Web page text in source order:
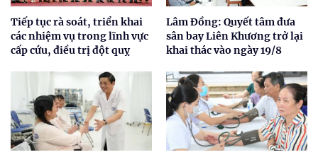
Tiếp tục rà soát, triển khai
các nhiệm vụ trong lĩnh vực
cấp cứu, điều trị đột quỵ
Lâm Đồng: Quyết tâm đưa
sân bay Liên Khương trở lại
khai thác vào ngày 19/8